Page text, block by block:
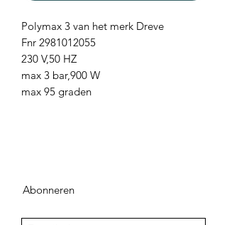
Polymax 3 van het merk Dreve
Fnr 2981012055
230 V,50 HZ
max 3 bar,900 W
max 95 graden
Abonneren